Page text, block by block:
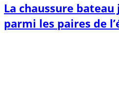
La chaussure bateau
parmi les paires de